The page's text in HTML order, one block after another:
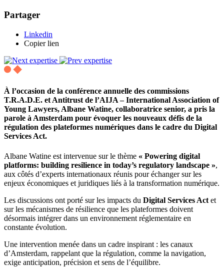
Partager
Linkedin
Copier lien
À l’occasion de la conférence annuelle des commissions
T.R.A.D.E. et Antitrust de l’AIJA – International Association of
Young Lawyers, Albane Watine, collaboratrice senior, a pris la
parole à Amsterdam pour évoquer les nouveaux défis de la
régulation des plateformes numériques dans le cadre du Digital
Services Act.
Albane Watine est intervenue sur le thème « Powering digital
platforms: building resilience in today’s regulatory landscape »,
aux côtés d’experts internationaux réunis pour échanger sur les
enjeux économiques et juridiques liés à la transformation numérique.
Les discussions ont porté sur les impacts du Digital Services Act et
sur les mécanismes de résilience que les plateformes doivent
désormais intégrer dans un environnement réglementaire en
constante évolution.
Une intervention menée dans un cadre inspirant : les canaux
d’Amsterdam, rappelant que la régulation, comme la navigation,
exige anticipation, précision et sens de l’équilibre.